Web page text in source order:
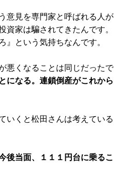
意見を専門家と呼ばれる人が
資家は騙されてきたんです。
』という気持ちなんです。
悪くなることは同じだったで
になる。連鎖倒産がこれから
いくと松田さんは考えている
後当面、１１１円台に乗るこ